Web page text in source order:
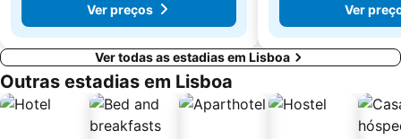
Ver preços
Ver
Ver todas as estadias em Lisboa
Outras estadias em Lisboa